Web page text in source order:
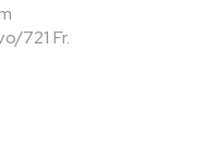
721 Fr.